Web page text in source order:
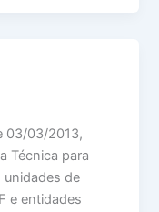
03/03/2013,
Técnica para
de
e entidades